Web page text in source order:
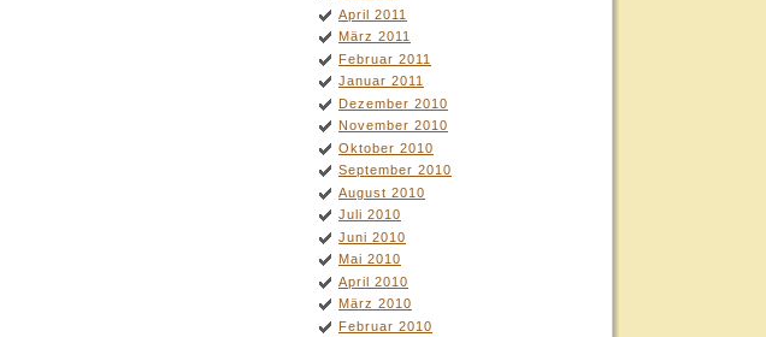
April 2011
März 2011
Februar 2011
Januar 2011
Dezember 2010
November 2010
Oktober 2010
September 2010
August 2010
Juli 2010
Juni 2010
Mai 2010
April 2010
März 2010
Februar 2010